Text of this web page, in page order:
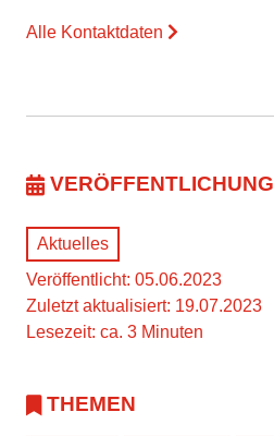
Alle Kontaktdaten
VERÖFFENTLICHUNG
Aktuelles
Veröffentlicht: 05.06.2023
Zuletzt aktualisiert: 19.07.2023
Lesezeit: ca. 3 Minuten
THEMEN